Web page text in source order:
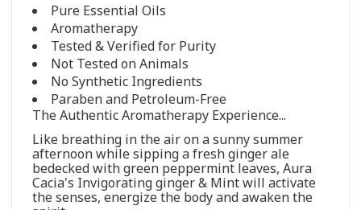
Pure Essential Oils
Aromatherapy
Tested & Verified for Purity
Not Tested on Animals
No Synthetic Ingredients
Paraben and Petroleum-Free
The Authentic Aromatherapy Experience...
Like breathing in the air on a sunny summer
afternoon while sipping a fresh ginger ale
bedecked with green peppermint leaves, Aura
Cacia's Invigorating ginger & Mint will activate
the senses, energize the body and awaken the